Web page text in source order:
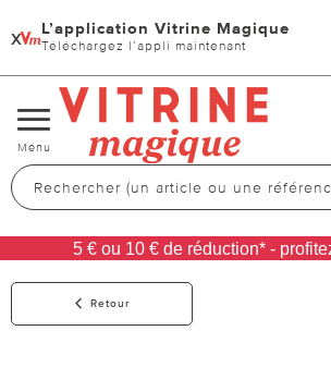
x L’application Vitrine Magique
Téléchargez l’appli maintenant
Changer
de
navigation
Menu
5 € ou 10 € de réduction* -
Retour